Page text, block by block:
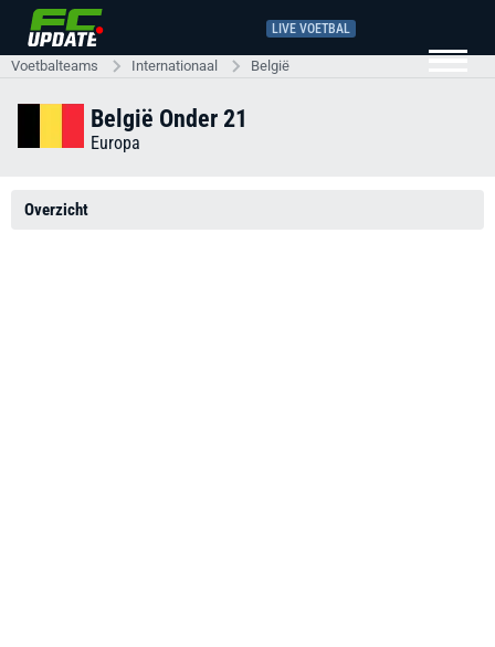
LIVE VOETBAL
Voetbalteams Internationaal België
België Onder 21
Europa
Overzicht